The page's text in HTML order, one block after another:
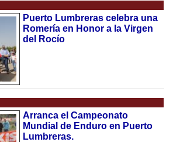
Puerto Lumbreras celebra una
Romería en Honor a la Virgen
del Rocío
Arranca el Campeonato
Mundial de Enduro en Puerto
Lumbreras.